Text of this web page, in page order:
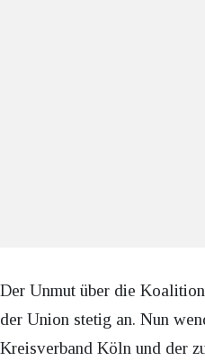
Der Unmut über die
der Union stetig an. Nun
Kreisverband Köln und der